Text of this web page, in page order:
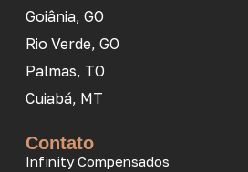
Goiânia, GO
Rio Verde, GO
Palmas, TO
Cuiabá, MT
Contato
Infinity Compensados